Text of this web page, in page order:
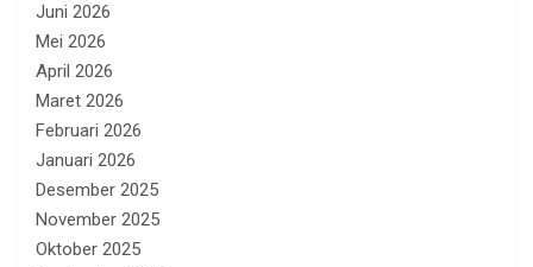
Juni 2026
Mei 2026
April 2026
Maret 2026
Februari 2026
Januari 2026
Desember 2025
November 2025
Oktober 2025